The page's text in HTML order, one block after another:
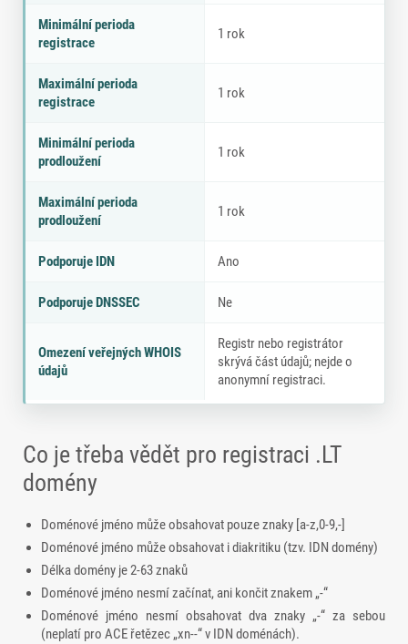
e
tr
t
a
Minimální perioda
registrace
1 rok
Maximální perioda
registrace
1 rok
Minimální perioda
prodloužení
1 rok
Maximální perioda
prodloužení
1 rok
Podporuje IDN Ano
Podporuje DNSSEC Ne
Omezení veřejných WHOIS
údajů
Registr nebo registrátor
skrývá část údajů; nejde o
anonymní registraci.
Co je třeba vědět pro registraci .LT
domény
Doménové jméno může obsahovat pouze znaky [a-z,0-9,-]
Doménové jméno může obsahovat i diakritiku (tzv. IDN domény)
Délka domény je 2-63 znaků
Doménové jméno nesmí začínat, ani končit znakem „-“
Doménové jméno nesmí obsahovat dva znaky „-“ za sebou
(neplatí pro ACE řetězec „xn--“ v IDN doménách).